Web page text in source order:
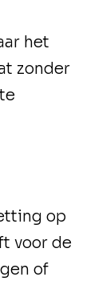
het
zonder
op
voor de
of